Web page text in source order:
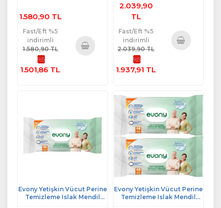
1.580,90 TL
Fast/Eft %5
indirimli
1.580,90 TL
%5
1.501,86 TL
2.039,90
TL
Fast/Eft %5
indirimli
2.039,90 TL
%5
1.937,91 TL
Evony Yetişkin Vücut Perine
Temizleme Islak Mendil
Evony Yetişkin Vücut Perine
Temizleme Islak Mendil